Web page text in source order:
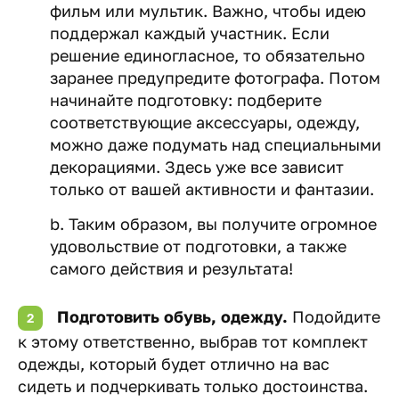
фильм или мультик. Важно, чтобы идею
поддержал каждый участник. Если
решение единогласное, то обязательно
заранее предупредите фотографа. Потом
начинайте подготовку: подберите
соответствующие аксессуары, одежду,
можно даже подумать над специальными
декорациями. Здесь уже все зависит
только от вашей активности и фантазии.
b. Таким образом, вы получите огромное
удовольствие от подготовки, а также
самого действия и результата!
Подготовить обувь, одежду. Подойдите
к этому ответственно, выбрав тот комплект
одежды, который будет отлично на вас
сидеть и подчеркивать только достоинства.